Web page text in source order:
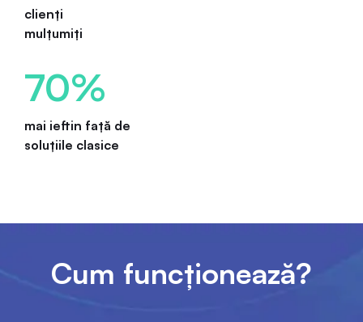
clienți
mulțumiți
70%
mai ieftin față de
soluțiile clasice
Cum funcționează?